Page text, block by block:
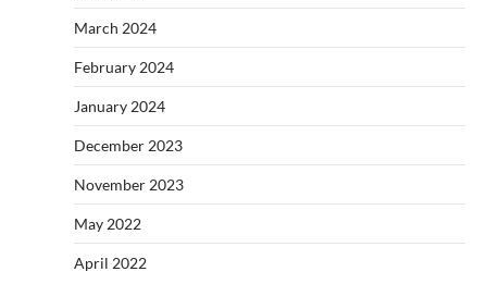
March 2024
February 2024
January 2024
December 2023
November 2023
May 2022
April 2022